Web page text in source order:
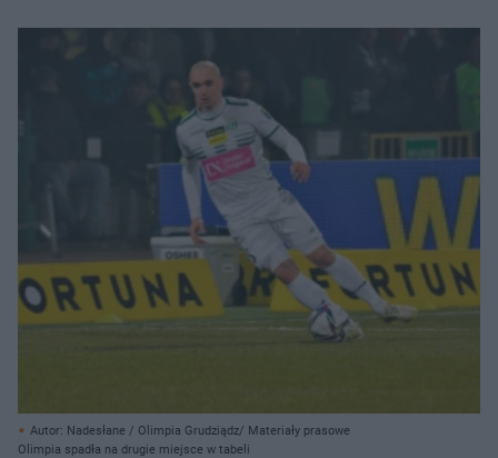
Autor: Nadesłane / Olimpia Grudziądz/ Materiały prasowe
Olimpia spadła na drugie miejsce w tabeli